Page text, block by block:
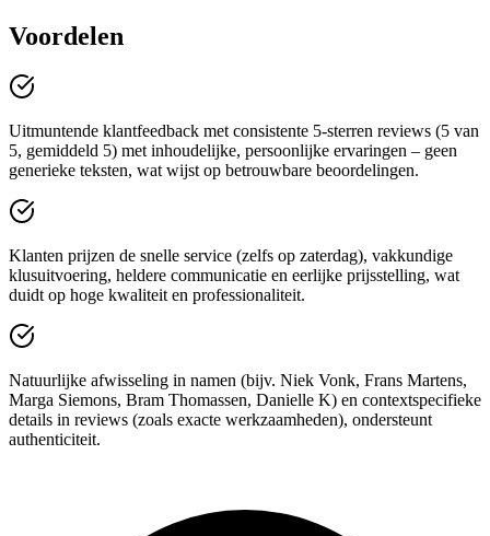
Voordelen
Uitmuntende klantfeedback met consistente 5-sterren reviews (5 van
5, gemiddeld 5) met inhoudelijke, persoonlijke ervaringen – geen
generieke teksten, wat wijst op betrouwbare beoordelingen.
Klanten prijzen de snelle service (zelfs op zaterdag), vakkundige
klusuitvoering, heldere communicatie en eerlijke prijsstelling, wat
duidt op hoge kwaliteit en professionaliteit.
Natuurlijke afwisseling in namen (bijv. Niek Vonk, Frans Martens,
Marga Siemons, Bram Thomassen, Danielle K) en contextspecifieke
details in reviews (zoals exacte werkzaamheden), ondersteunt
authenticiteit.